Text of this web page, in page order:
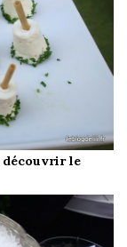
découvrir le